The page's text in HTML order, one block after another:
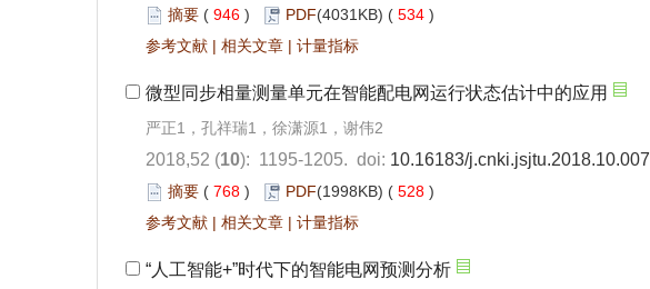
摘要 ( 946 ) PDF(4031KB) ( 534 )
参考文献 | 相关文章 | 计量指标
微型同步相量测量单元在智能配电网运行状态估计中的应用
严正1，孔祥瑞1，徐潇源1，谢伟2
2018,52 (10): 1195-1205. doi: 10.16183/j.cnki.jsjtu.2018.10.007
摘要 ( 768 ) PDF(1998KB) ( 528 )
参考文献 | 相关文章 | 计量指标
“人工智能+”时代下的智能电网预测分析